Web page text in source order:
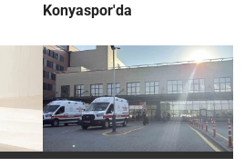
Konyaspor'da